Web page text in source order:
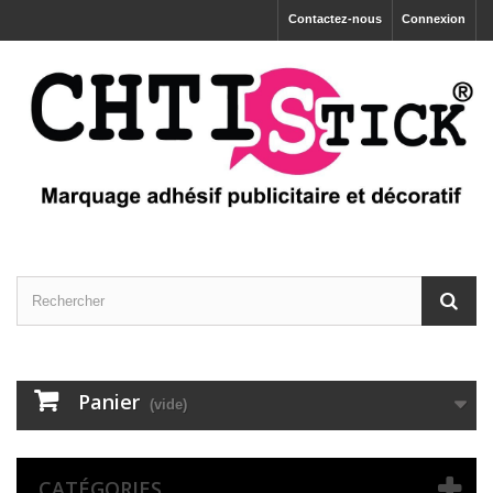
Connexion
Contactez-nous
Panier (vide)